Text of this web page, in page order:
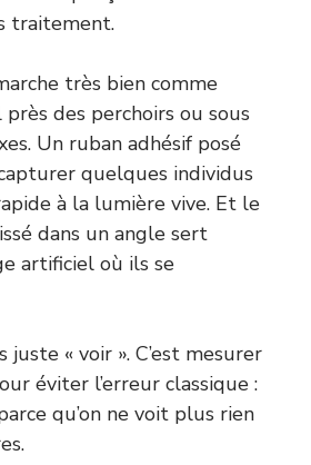
traitement.
très bien comme
des perchoirs ou sous
Un ruban adhésif posé
quelques individus
à la lumière vive. Et le
dans un angle sert
artificiel où ils se
juste « voir ». C’est mesurer
éviter l’erreur classique :
qu’on ne voit plus rien